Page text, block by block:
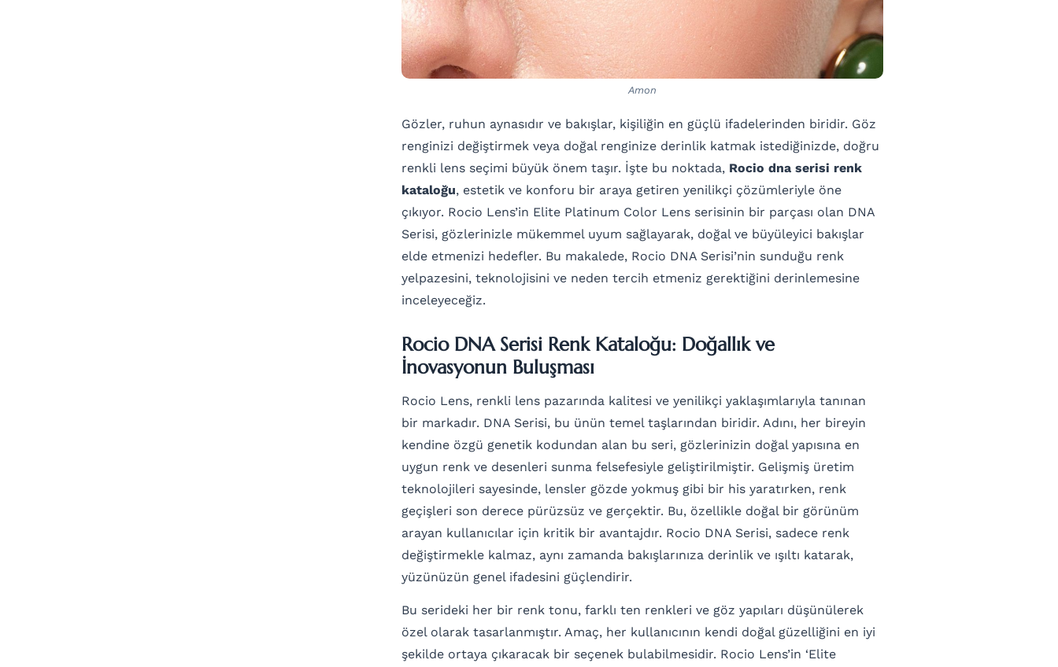
Amon
Gözler, ruhun aynasıdır ve bakışlar, kişiliğin en güçlü ifadelerinden biridir. Göz
renginizi değiştirmek veya doğal renginize derinlik katmak istediğinizde, doğru
renkli lens seçimi büyük önem taşır. İşte bu noktada, Rocio dna serisi renk
kataloğu, estetik ve konforu bir araya getiren yenilikçi çözümleriyle öne
çıkıyor. Rocio Lens’in Elite Platinum Color Lens serisinin bir parçası olan DNA
Serisi, gözlerinizle mükemmel uyum sağlayarak, doğal ve büyüleyici bakışlar
elde etmenizi hedefler. Bu makalede, Rocio DNA Serisi’nin sunduğu renk
yelpazesini, teknolojisini ve neden tercih etmeniz gerektiğini derinlemesine
inceleyeceğiz.
Rocio DNA Serisi Renk Kataloğu: Doğallık ve
İnovasyonun Buluşması
Rocio Lens, renkli lens pazarında kalitesi ve yenilikçi yaklaşımlarıyla tanınan
bir markadır. DNA Serisi, bu ünün temel taşlarından biridir. Adını, her bireyin
kendine özgü genetik kodundan alan bu seri, gözlerinizin doğal yapısına en
uygun renk ve desenleri sunma felsefesiyle geliştirilmiştir. Gelişmiş üretim
teknolojileri sayesinde, lensler gözde yokmuş gibi bir his yaratırken, renk
geçişleri son derece pürüzsüz ve gerçektir. Bu, özellikle doğal bir görünüm
arayan kullanıcılar için kritik bir avantajdır. Rocio DNA Serisi, sadece renk
değiştirmekle kalmaz, aynı zamanda bakışlarınıza derinlik ve ışıltı katarak,
yüzünüzün genel ifadesini güçlendirir.
Bu serideki her bir renk tonu, farklı ten renkleri ve göz yapıları düşünülerek
özel olarak tasarlanmıştır. Amaç, her kullanıcının kendi doğal güzelliğini en iyi
şekilde ortaya çıkaracak bir seçenek bulabilmesidir. Rocio Lens’in ‘Elite